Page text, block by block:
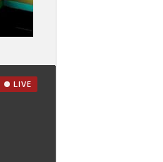
LIVE